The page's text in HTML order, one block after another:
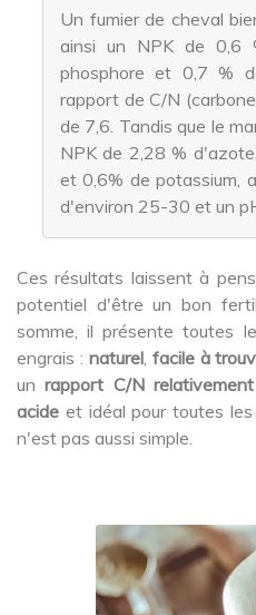
Un fumier de cheval
ainsi un NPK de 0,6
phosphore et 0,7 %
rapport de C/N
de 7,6. Tandis que le
NPK de 2,28 %
et 0,6% de potassium,
d'environ 25-30 et un
Ces résultats laissent à
potentiel d'être un bon
somme, il présente toutes
engrais : naturel, facile à
unrapport C/N
acide et idéal pour toutes
n'est pas aussi simple.